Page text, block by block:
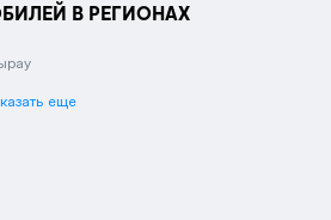
В РЕГИОНАХ
еще